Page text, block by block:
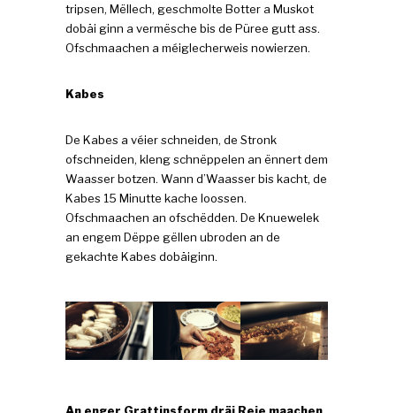
tripsen, Mëllech, geschmolte Botter a Muskot
dobäi ginn a vermësche bis de Püree gutt ass.
Ofschmaachen a méiglecherweis nowierzen.
Kabes
De Kabes a véier schneiden, de Stronk
ofschneiden, kleng schnëppelen an ënnert dem
Waasser botzen. Wann d’Waasser bis kacht, de
Kabes 15 Minutte kache loossen.
Ofschmaachen an ofschëdden. De Knuewelek
an engem Dëppe gëllen ubroden an de
gekachte Kabes dobäiginn.